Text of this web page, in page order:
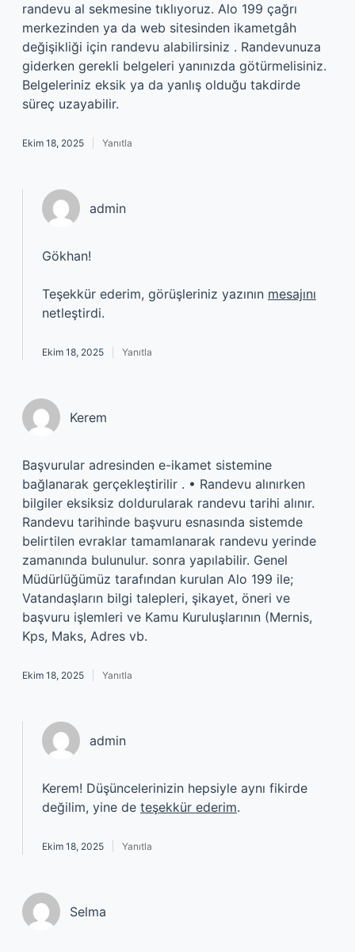
randevu al sekmesine tıklıyoruz. Alo 199 çağrı
merkezinden ya da web sitesinden ikametgâh
değişikliği için randevu alabilirsiniz . Randevunuza
giderken gerekli belgeleri yanınızda götürmelisiniz.
Belgeleriniz eksik ya da yanlış olduğu takdirde
süreç uzayabilir.
Ekim 18, 2025 Yanıtla
admin
Gökhan!
Teşekkür ederim, görüşleriniz yazının mesajını
netleştirdi.
Ekim 18, 2025 Yanıtla
Kerem
Başvurular adresinden e-ikamet sistemine
bağlanarak gerçekleştirilir . • Randevu alınırken
bilgiler eksiksiz doldurularak randevu tarihi alınır.
Randevu tarihinde başvuru esnasında sistemde
belirtilen evraklar tamamlanarak randevu yerinde
zamanında bulunulur. sonra yapılabilir. Genel
Müdürlüğümüz tarafından kurulan Alo 199 ile;
Vatandaşların bilgi talepleri, şikayet, öneri ve
başvuru işlemleri ve Kamu Kuruluşlarının (Mernis,
Kps, Maks, Adres vb.
Ekim 18, 2025 Yanıtla
admin
Kerem! Düşüncelerinizin hepsiyle aynı fikirde
değilim, yine de teşekkür ederim.
Ekim 18, 2025 Yanıtla
Selma